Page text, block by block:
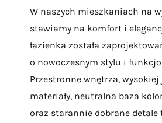
W naszych mieszkaniach na
stawiamy na komfort i
łazienka została
o nowoczesnym stylu i
Przestronne wnętrza, wysokiej
materiały, neutralna baza
oraz starannie dobrane detale